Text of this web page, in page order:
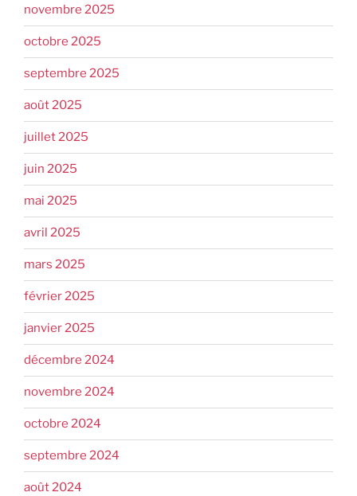
novembre 2025
octobre 2025
septembre 2025
août 2025
juillet 2025
juin 2025
mai 2025
avril 2025
mars 2025
février 2025
janvier 2025
décembre 2024
novembre 2024
octobre 2024
septembre 2024
août 2024